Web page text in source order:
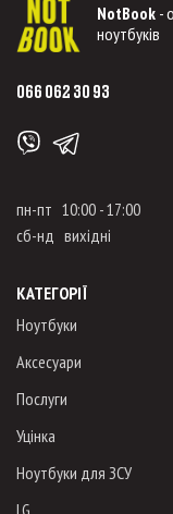
NotBook -
ноутбуків
066 062 30 93
пн-пт 10:00 - 17:00
сб-нд вихідні
КАТЕГОРІЇ
Ноутбуки
Аксесуари
Послуги
Уцінка
Ноутбуки для ЗСУ